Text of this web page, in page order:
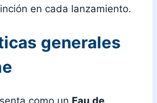
en cada lanzamiento.
generales
como un Eau de